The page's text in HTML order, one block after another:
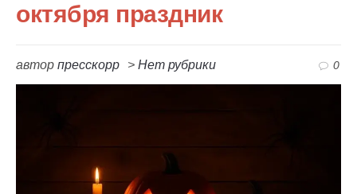
октября праздник
автор пресскорр > Нет рубрики 0